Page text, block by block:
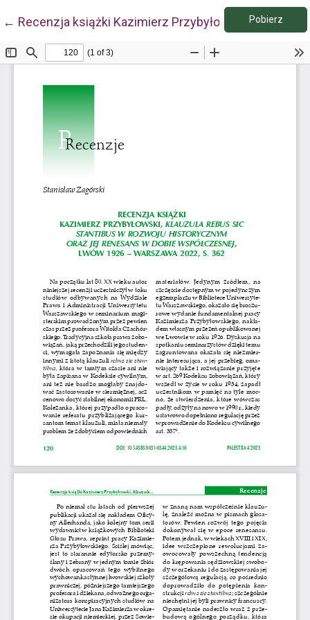
← Wróć do szczegółów artykułu
Recenzja książki Kazimierz Przybyłowski,Pobierz